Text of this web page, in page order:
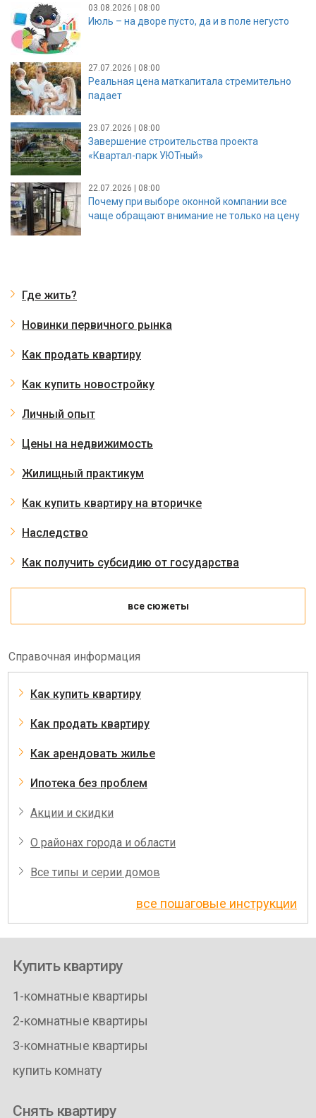
03.08.2026 | 08:00
Июль – на дворе пусто, да и в поле негусто
27.07.2026 | 08:00
Реальная цена маткапитала стремительно
падает
23.07.2026 | 08:00
Завершение строительства проекта
«Квартал-парк УЮТный»
22.07.2026 | 08:00
Почему при выборе оконной компании все
чаще обращают внимание не только на цену
Где жить?
Новинки первичного рынка
Как продать квартиру
Как купить новостройку
Личный опыт
Цены на недвижимость
Жилищный практикум
Как купить квартиру на вторичке
Наследство
Как получить субсидию от государства
все сюжеты
Справочная информация
Как купить квартиру
Как продать квартиру
Как арендовать жилье
Ипотека без проблем
Акции и скидки
О районах города и области
Все типы и серии домов
все пошаговые инструкции
Купить квартиру
1-комнатные квартиры
2-комнатные квартиры
3-комнатные квартиры
купить комнату
Снять квартиру